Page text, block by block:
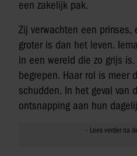
een zakelijk pak.
Zij verwachten een
groter is dan het leven.
in een wereld die zo grijs
begrepen. Haar rol is meer
schudden. In het geval van
ontsnapping aan hun